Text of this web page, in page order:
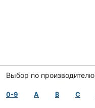
Выбор по производителю
0-9 A B C